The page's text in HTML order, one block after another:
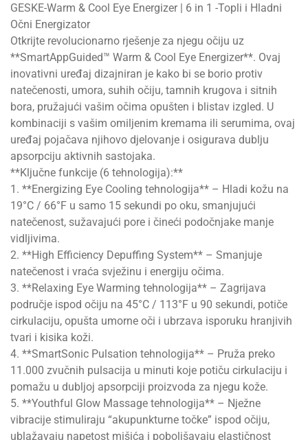
GESKE-Warm & Cool Eye Energizer | 6 in 1 -Topli i Hladni
Očni Energizator
Otkrijte revolucionarno rješenje za njegu očiju uz
**SmartAppGuided™ Warm & Cool Eye Energizer**. Ovaj
inovativni uređaj dizajniran je kako bi se borio protiv
natečenosti, umora, suhih očiju, tamnih krugova i sitnih
bora, pružajući vašim očima opušten i blistav izgled. U
kombinaciji s vašim omiljenim kremama ili serumima, ovaj
uređaj pojačava njihovo djelovanje i osigurava dublju
apsorpciju aktivnih sastojaka.
**Ključne funkcije (6 tehnologija):**
1. **Energizing Eye Cooling tehnologija** – Hladi kožu na
19°C / 66°F u samo 15 sekundi po oku, smanjujući
natečenost, sužavajući pore i čineći podočnjake manje
vidljivima.
2. **High Efficiency Depuffing System** – Smanjuje
natečenost i vraća svježinu i energiju očima.
3. **Relaxing Eye Warming tehnologija** – Zagrijava
područje ispod očiju na 45°C / 113°F u 90 sekundi, potiče
cirkulaciju, opušta umorne oči i ubrzava isporuku hranjivih
tvari i kisika koži.
4. **SmartSonic Pulsation tehnologija** – Pruža preko
11.000 zvučnih pulsacija u minuti koje potiču cirkulaciju i
pomažu u dubljoj apsorpciji proizvoda za njegu kože.
5. **Youthful Glow Massage tehnologija** – Nježne
vibracije stimuliraju “akupunkturne točke” ispod očiju,
ublažavaju napetost mišića i poboljšavaju elastičnost